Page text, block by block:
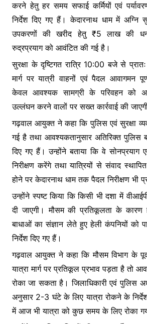
करने हेतु हर समय सफाई कर्मियों एवं
निर्देश दिए गए हैं। केदारनाथ धाम में अग्नि
उपकरणों की खरीद हेतु ₹5 लाख की
रुद्रप्रयाग को आवंटित की गई है।
सुरक्षा के दृष्टिगत रात्रि 10:00 बजे से
मार्ग पर यात्री वाहनों एवं पैदल आवागमन
केवल आवश्यक सामग्री के परिवहन को
उल्लंघन करने वालों पर सख्त कार्रवाई की
गढ़वाल आयुक्त ने कहा कि पुलिस एवं सुरक्षा
गई है तथा आवश्यकतानुसार अतिरिक्त पुलिस
दिए गए हैं। उन्होंने बताया कि वे सोनप्रयाग
निरीक्षण करेंगे तथा यात्रियों से संवाद
होने पर केदारनाथ धाम तक पैदल निरीक्षण भी
उन्होंने स्पष्ट किया कि किसी भी दशा में
दी जाएगी। मौसम की प्रतिकूलता के
बाधाओं का संज्ञान लेते हुए हेली कंपनियों को
निर्देश दिए गए हैं।
गढ़वाल आयुक्त ने कहा कि मौसम विभाग के
यात्रा मार्ग पर प्रतिकूल प्रभाव पड़ता है तो
रोका जा सकता है। जिलाधिकारी एवं पुलिस
अनुसार 2-3 घंटे के लिए यात्रा रोकने के
में आज भी यात्रा को कुछ समय के लिए रोका